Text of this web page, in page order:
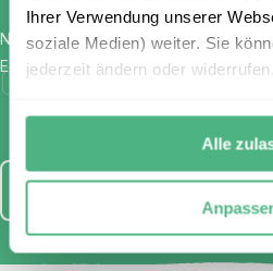
Ihrer Verwendung unserer
soziale Medien) weiter. Sie
jederzeit ändern oder widerrufen.
Alle
Name *
E-Mail *
Ich habe die Bestimmungen zum